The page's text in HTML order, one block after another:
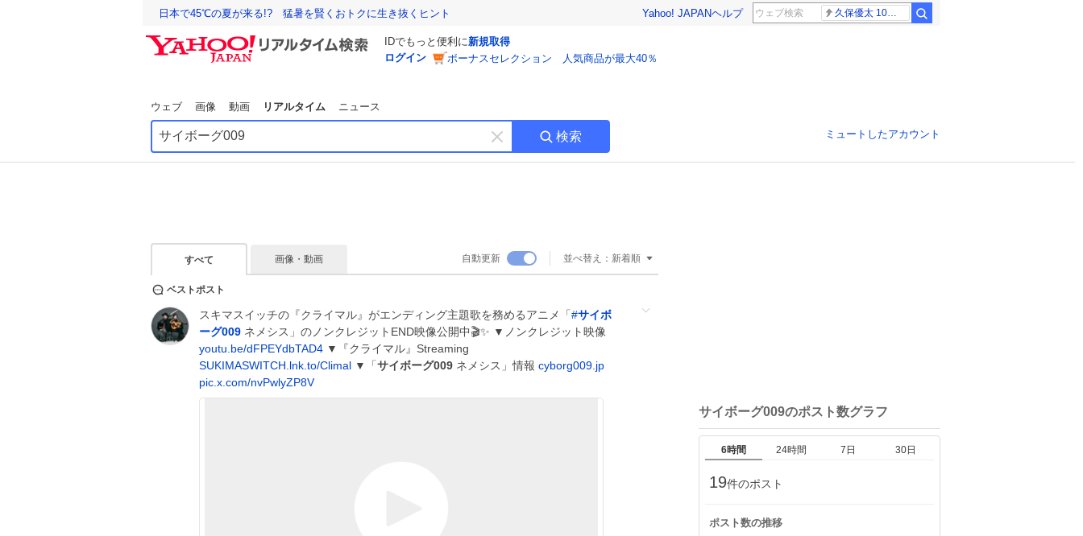
日本で45℃の夏が来る!? 猛暑を賢くおトクに生き抜くヒント Yahoo! JAPANヘルプ 久保優太 10代女性
IDでもっと便利に新規取得
ログイン
ボーナスセレクション 人気商品が最大40％
ウェブ 画像 動画 リアルタイム ニュース
キ
ー
す
検索 ミュートしたアカウント
すべて 画像・動画 自動更新 並べ替え： 新着順
ベストポスト
スキマスイッチの『クライマル』がエンディング主題歌を務めるアニメ「 #サイボ
ーグ009 ネメシス」のノンクレジットEND映像公開中🎬✨ ▼ノンクレジット映像
youtu.be/dFPEYdbTAD4 ▼『クライマル』Streaming
SUKIMASWITCH.lnk.to/Climal ▼「 サイボーグ009 ネメシス」情報 cyborg009.jp
pic.x.com/nvPwlyZP8V
サイボーグ009のポスト数グラフ
6時間 24時間 7日 30日
19件のポスト
ポスト数の推移